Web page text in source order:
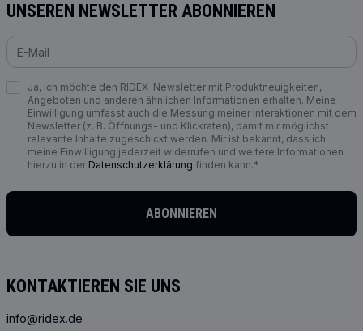
KONTAKTIEREN SIE UNS
info@ridex.de
UNSEREN NEWSLETTER ABONNIEREN
Ja, ich möchte den RIDEX-Newsletter mit Produktneuigkeiten,
Angeboten und anderen ähnlichen Informationen erhalten. Meine
Einwilligung umfasst auch die Messung meiner Interaktionen mit dem
Newsletter (z. B. Öffnungs- und Klickraten), damit mir möglichst
relevante Inhalte zugeschickt werden. Mir ist bekannt, dass ich
meine Einwilligung jederzeit widerrufen und weitere Informationen
hierzu in der Datenschutzerklärung finden kann.*
ABONNIEREN